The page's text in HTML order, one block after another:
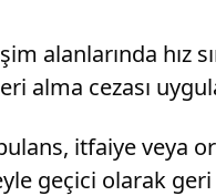
alanlarında hız
alma cezası
itfaiye veya
geçici olarak geri